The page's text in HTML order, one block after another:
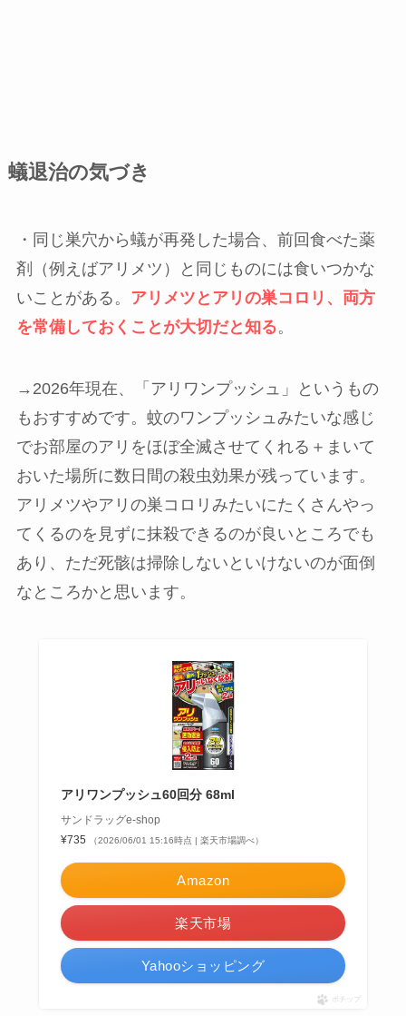
蟻退治の気づき
・同じ巣穴から蟻が再発した場合、前回食べた薬
剤（例えばアリメツ）と同じものには食いつかな
いことがある。 アリメツとアリの巣コロリ、両方
を常備しておくことが大切だと知る。
→2026年現在、「アリワンプッシュ」というもの
もおすすめです。蚊のワンプッシュみたいな感じ
でお部屋のアリをほぼ全滅させてくれる＋まいて
おいた場所に数日間の殺虫効果が残っています。
アリメツやアリの巣コロリみたいにたくさんやっ
てくるのを見ずに抹殺できるのが良いところでも
あり、ただ死骸は掃除しないといけないのが面倒
なところかと思います。
アリワンプッシュ60回分 68ml
サンドラッグe-shop
¥735
（2026/06/01 15:16時点 | 楽天市場調べ）
Amazon
楽天市場
Yahooショッピング
ポチップ